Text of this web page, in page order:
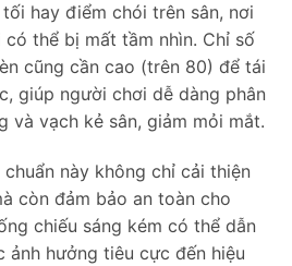
hay điểm chói trên sân, nơi
thể bị mất tầm nhìn. Chỉ số
cũng cần cao (trên 80) để tái
giúp người chơi dễ dàng phân
và vạch kẻ sân, giảm mỏi mắt.
này không chỉ cải thiện
còn đảm bảo an toàn cho
chiếu sáng kém có thể dẫn
ảnh hưởng tiêu cực đến hiệu